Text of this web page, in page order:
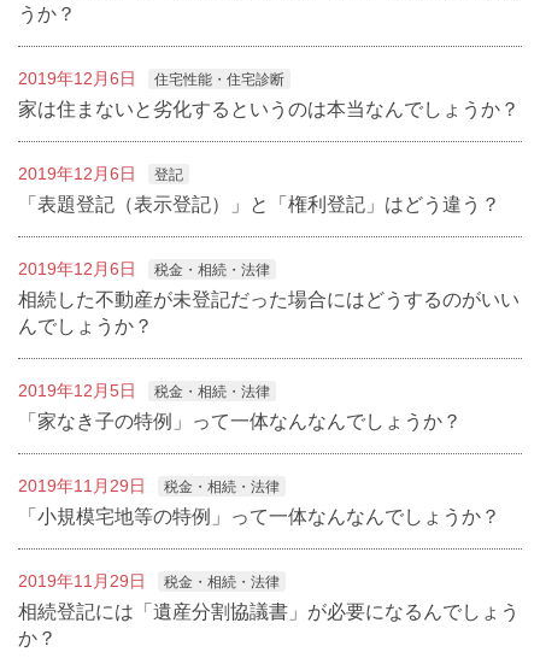
うか？
2019年12月6日 住宅性能・住宅診断
家は住まないと劣化するというのは本当なんでしょうか？
2019年12月6日 登記
「表題登記（表示登記）」と「権利登記」はどう違う？
2019年12月6日 税金・相続・法律
相続した不動産が未登記だった場合にはどうするのがいい
んでしょうか？
2019年12月5日 税金・相続・法律
「家なき子の特例」って一体なんなんでしょうか？
2019年11月29日 税金・相続・法律
「小規模宅地等の特例」って一体なんなんでしょうか？
2019年11月29日 税金・相続・法律
相続登記には「遺産分割協議書」が必要になるんでしょう
か？